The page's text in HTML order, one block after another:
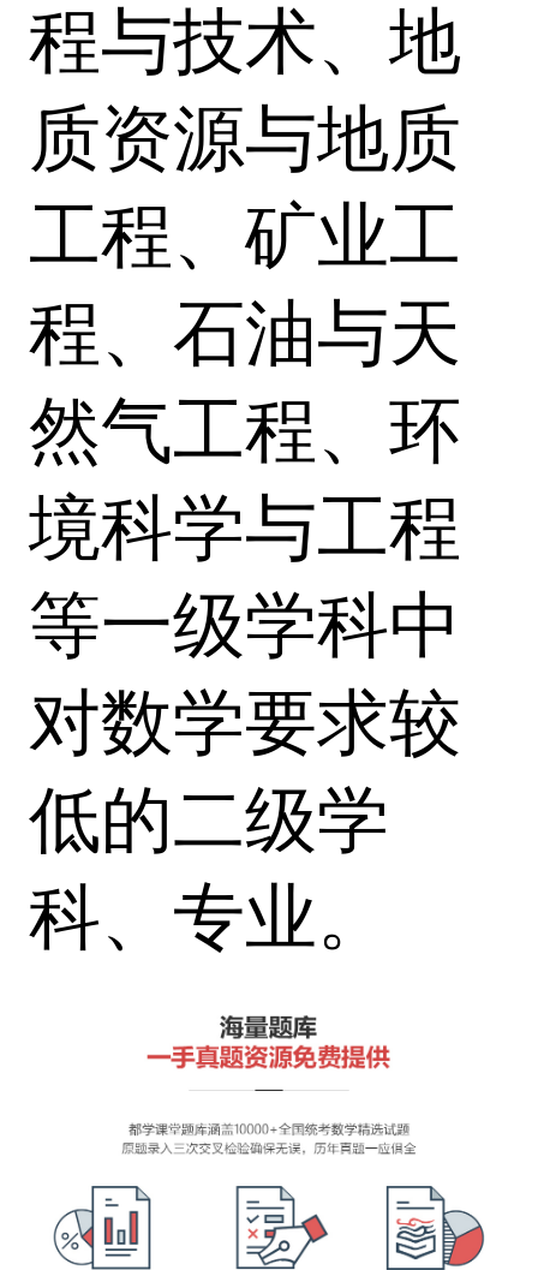
程与技术、地
质资源与地质
工程、矿业工
程、石油与天
然气工程、环
境科学与工程
等一级学科中
对数学要求较
低的二级学
科、专业。